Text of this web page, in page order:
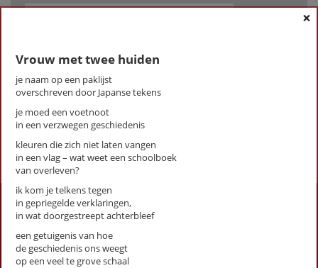
Block, Robin
Mijn bloed
Vrouw met twee huiden
Wisselkind
«First‹Previous
1 ›Next»Last
×
Vrouw met twee huiden
je naam op een paklijst
overschreven door Japanse tekens
je moed een voetnoot
in een verzwegen geschiedenis
kleuren die zich niet laten vangen
in een vlag – wat weet een schoolboek
van overleven?
ik kom je telkens tegen
in gepriegelde verklaringen,
in wat doorgestreept achterbleef
een getuigenis van hoe
de geschiedenis ons weegt
op een veel te grove schaal
Activiteiten
Lezingen door en over schrijvers
Stadsdichtersduo van Zeist
Boek & Film